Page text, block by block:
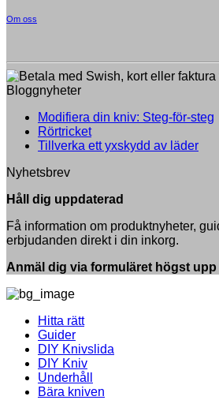
Om oss
Bloggnyheter
Modifiera din kniv: Steg-för-steg
RörtricketInga
kommentarer
Tillverka ett yxskydd av läderInga
av
Nyhetsbrev
Håll dig uppdaterad
Få information om produktnyheter,
erbjudanden direkt i din inkorg.
Anmäl dig via formuläret högst upp
Hitta rätt
Guider
DIY Knivslida
DIY Kniv
Underhåll
Bära kniven